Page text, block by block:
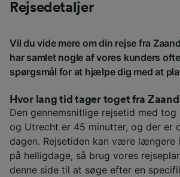
Rejsedetaljer
Vil du vide mere om din rejse fra
har samlet nogle af vores kunders
spørgsmål for at hjælpe dig med at
Hvor lang tid tager toget fra
Den gennemsnitlige rejsetid med tog
og Utrecht er 45 minutter, og der er
dagen. Rejsetiden kan være længere
på helligdage, så brug vores
denne side til at søge efter en